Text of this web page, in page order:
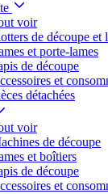
voir
de découpe et
et porte-lames
de découpe
et
détachées
voir
de découpe
et boîtiers
de découpe
et